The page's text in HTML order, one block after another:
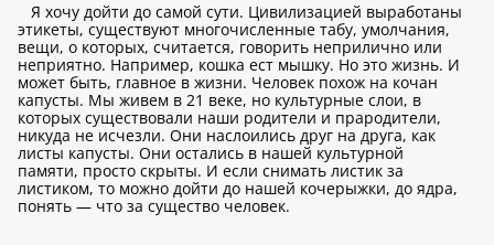
Я хочу дойти до самой сути. Цивилизацией выработаны
этикеты, существуют многочисленные табу, умолчания,
вещи, о которых, считается, говорить неприлично или
неприятно. Например, кошка ест мышку. Но это жизнь. И
может быть, главное в жизни. Человек похож на кочан
капусты. Мы живем в 21 веке, но культурные слои, в
которых существовали наши родители и прародители,
никуда не исчезли. Они наслоились друг на друга, как
листы капусты. Они остались в нашей культурной
памяти, просто скрыты. И если снимать листик за
листиком, то можно дойти до нашей кочерыжки, до ядра,
понять — что за существо человек.